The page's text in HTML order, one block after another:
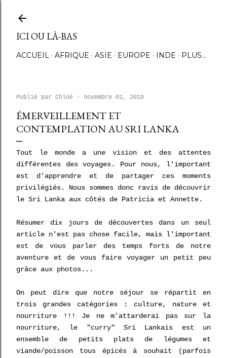
ICI OU LÀ-BAS
ACCUEIL AFRIQUE ASIE EUROPE INDE PLUS…
Publié par Chloé novembre 01, 2018
ÉMERVEILLEMENT ET
CONTEMPLATION AU SRI LANKA
Tout le monde a une vision et des attentes
différentes des voyages. Pour nous, l'important
est d'apprendre et de partager ces moments
privilégiés. Nous sommes donc ravis de découvrir
le Sri Lanka aux côtés de Patricia et Annette.
Résumer dix jours de découvertes dans un seul
article n'est pas chose facile, mais l'important
est de vous parler des temps forts de notre
aventure et de vous faire voyager un petit peu
grâce aux photos...
On peut dire que notre séjour se répartit en
trois grandes catégories : culture, nature et
nourriture !!! Je ne m'attarderai pas sur la
nourriture, le "curry" Sri Lankais est un
ensemble de petits plats de légumes et
viande/poisson tous épicés à souhait (parfois